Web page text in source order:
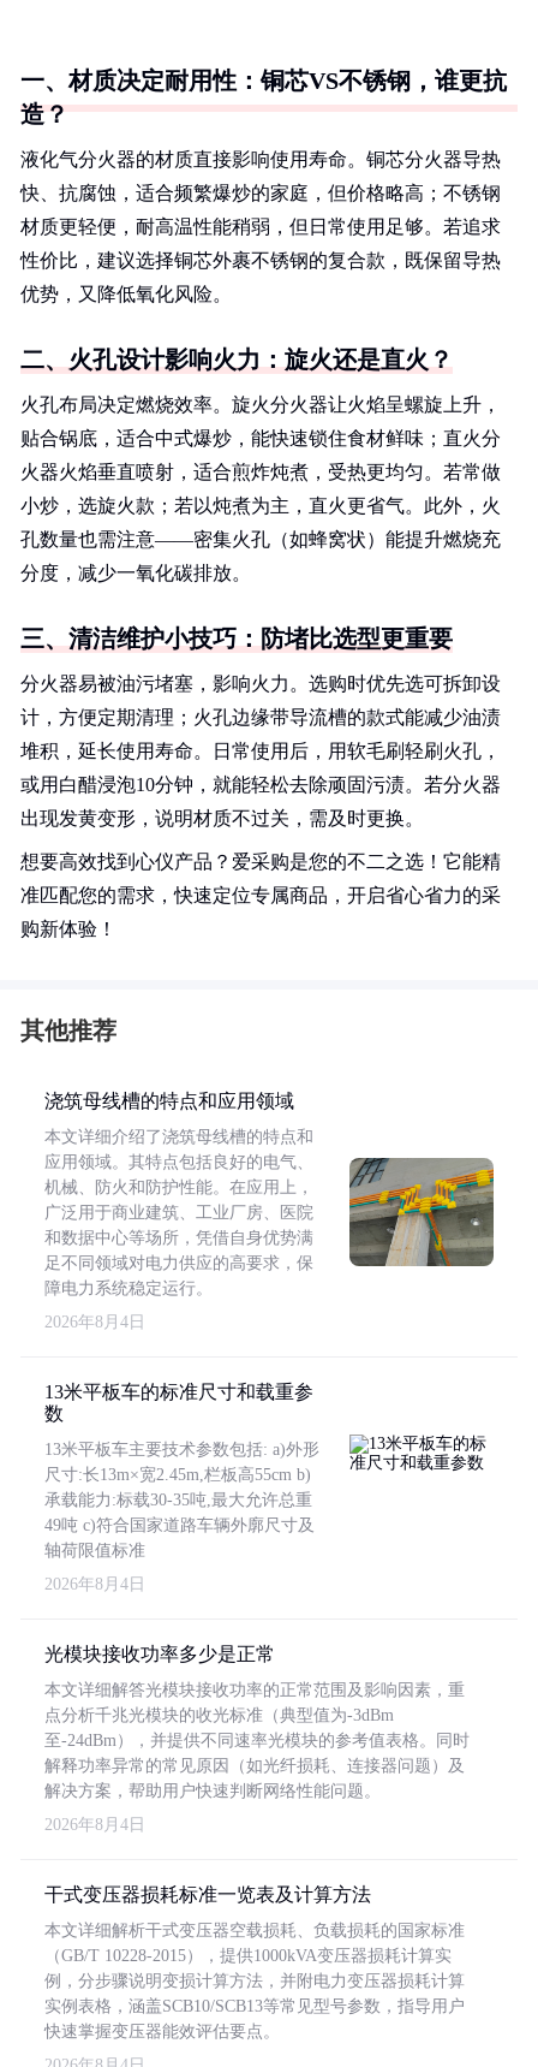
一、材质决定耐用性：铜芯VS不锈钢，谁更抗
造？
液化气分火器的材质直接影响使用寿命。铜芯分火器导热
快、抗腐蚀，适合频繁爆炒的家庭，但价格略高；不锈钢
材质更轻便，耐高温性能稍弱，但日常使用足够。若追求
性价比，建议选择铜芯外裹不锈钢的复合款，既保留导热
优势，又降低氧化风险。
二、火孔设计影响火力：旋火还是直火？
火孔布局决定燃烧效率。旋火分火器让火焰呈螺旋上升，
贴合锅底，适合中式爆炒，能快速锁住食材鲜味；直火分
火器火焰垂直喷射，适合煎炸炖煮，受热更均匀。若常做
小炒，选旋火款；若以炖煮为主，直火更省气。此外，火
孔数量也需注意——密集火孔（如蜂窝状）能提升燃烧充
分度，减少一氧化碳排放。
三、清洁维护小技巧：防堵比选型更重要
分火器易被油污堵塞，影响火力。选购时优先选可拆卸设
计，方便定期清理；火孔边缘带导流槽的款式能减少油渍
堆积，延长使用寿命。日常使用后，用软毛刷轻刷火孔，
或用白醋浸泡10分钟，就能轻松去除顽固污渍。若分火器
出现发黄变形，说明材质不过关，需及时更换。
想要高效找到心仪产品？爱采购是您的不二之选！它能精
准匹配您的需求，快速定位专属商品，开启省心省力的采
购新体验！
其他推荐
浇筑母线槽的特点和应用领域
本文详细介绍了浇筑母线槽的特点和
应用领域。其特点包括良好的电气、
机械、防火和防护性能。在应用上，
广泛用于商业建筑、工业厂房、医院
和数据中心等场所，凭借自身优势满
足不同领域对电力供应的高要求，保
障电力系统稳定运行。
2026年8月4日
13米平板车的标准尺寸和载重参
数
13米平板车主要技术参数包括: a)外形
尺寸:长13m×宽2.45m,栏板高55cm b)
承载能力:标载30-35吨,最大允许总重
49吨 c)符合国家道路车辆外廓尺寸及
轴荷限值标准
2026年8月4日
光模块接收功率多少是正常
本文详细解答光模块接收功率的正常范围及影响因素，重
点分析千兆光模块的收光标准（典型值为-3dBm
至-24dBm），并提供不同速率光模块的参考值表格。同时
解释功率异常的常见原因（如光纤损耗、连接器问题）及
解决方案，帮助用户快速判断网络性能问题。
2026年8月4日
干式变压器损耗标准一览表及计算方法
本文详细解析干式变压器空载损耗、负载损耗的国家标准
（GB/T 10228-2015），提供1000kVA变压器损耗计算实
例，分步骤说明变损计算方法，并附电力变压器损耗计算
实例表格，涵盖SCB10/SCB13等常见型号参数，指导用户
快速掌握变压器能效评估要点。